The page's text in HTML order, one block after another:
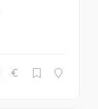
€